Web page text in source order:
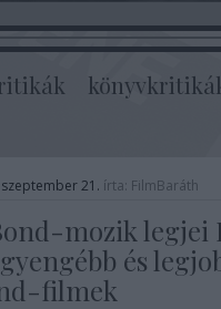
21. írta: FilmBaráth
mozik legjei
és
filmek